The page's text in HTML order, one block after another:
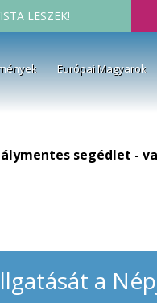
LESZEK!
Európai Magyarok
segédlet -
a